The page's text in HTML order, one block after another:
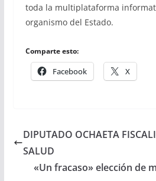
toda la multiplataforma
organismo del Estado.
Comparte esto:
Facebook X
DIPUTADO OCHAETA
SALUD
«Un fracaso» elección de